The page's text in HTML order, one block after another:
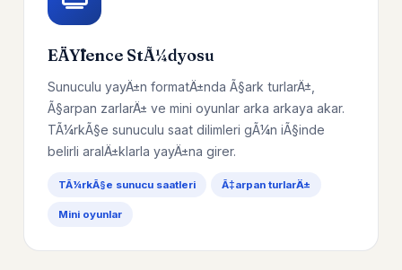
EÄŸlence StÃ¼dyosu
Sunuculu yayÄ±n formatÄ±nda Ã§ark turlarÄ±,
Ã§arpan zarlarÄ± ve mini oyunlar arka arkaya akar.
TÃ¼rkÃ§e sunuculu saat dilimleri gÃ¼n iÃ§inde
belirli aralÄ±klarla yayÄ±na girer.
TÃ¼rkÃ§e sunucu saatleri Ã‡arpan turlarÄ±
Mini oyunlar